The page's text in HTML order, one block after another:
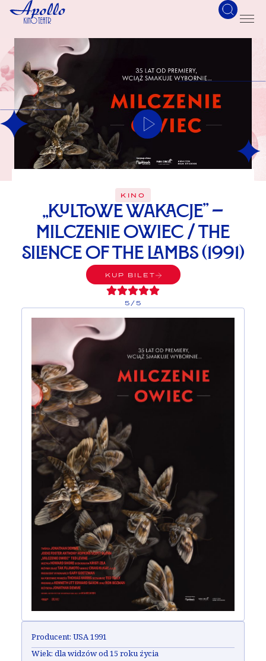
KINO
„Kultowe Wakacje” –
Milczenie Owiec / The
Silence of the Lambs (1991)
5/5
KUP BILET
Producent: USA 1991
Wiek: dla widzów od 15 roku życia